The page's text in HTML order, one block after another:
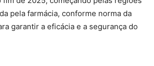
pela farmácia, conforme norma da
garantir a eficácia e a segurança do